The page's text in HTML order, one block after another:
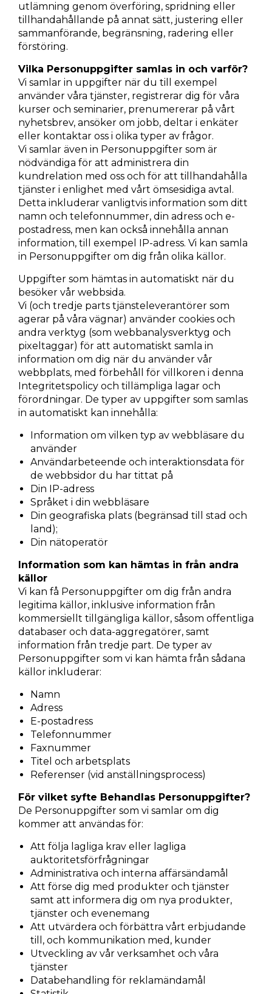
utlämning genom överföring, spridning eller
tillhandahållande på annat sätt, justering eller
sammanförande, begränsning, radering eller
förstöring.
Vilka Personuppgifter samlas in och varför?
Vi samlar in uppgifter när du till exempel
använder våra tjänster, registrerar dig för våra
kurser och seminarier, prenumererar på vårt
nyhetsbrev, ansöker om jobb, deltar i enkäter
eller kontaktar oss i olika typer av frågor.
Vi samlar även in Personuppgifter som är
nödvändiga för att administrera din
kundrelation med oss och för att tillhandahålla
tjänster i enlighet med vårt ömsesidiga avtal.
Detta inkluderar vanligtvis information som ditt
namn och telefonnummer, din adress och e-
postadress, men kan också innehålla annan
information, till exempel IP-adress. Vi kan samla
in Personuppgifter om dig från olika källor.
Uppgifter som hämtas in automatiskt när du
besöker vår webbsida.
Vi (och tredje parts tjänsteleverantörer som
agerar på våra vägnar) använder cookies och
andra verktyg (som webbanalysverktyg och
pixeltaggar) för att automatiskt samla in
information om dig när du använder vår
webbplats, med förbehåll för villkoren i denna
Integritetspolicy och tillämpliga lagar och
förordningar. De typer av uppgifter som samlas
in automatiskt kan innehålla:
Information om vilken typ av webbläsare du
använder
Användarbeteende och interaktionsdata för
de webbsidor du har tittat på
Din IP-adress
Språket i din webbläsare
Din geografiska plats (begränsad till stad och
land);
Din nätoperatör
Information som kan hämtas in från andra
källor
Vi kan få Personuppgifter om dig från andra
legitima källor, inklusive information från
kommersiellt tillgängliga källor, såsom offentliga
databaser och data-aggregatörer, samt
information från tredje part. De typer av
Personuppgifter som vi kan hämta från sådana
källor inkluderar:
Namn
Adress
E-postadress
Telefonnummer
Faxnummer
Titel och arbetsplats
Referenser (vid anställningsprocess)
För vilket syfte Behandlas Personuppgifter?
De Personuppgifter som vi samlar om dig
kommer att användas för:
Att följa lagliga krav eller lagliga
auktoritetsförfrågningar
Administrativa och interna affärsändamål
Att förse dig med produkter och tjänster
samt att informera dig om nya produkter,
tjänster och evenemang
Att utvärdera och förbättra vårt erbjudande
till, och kommunikation med, kunder
Utveckling av vår verksamhet och våra
tjänster
Databehandling för reklamändamål